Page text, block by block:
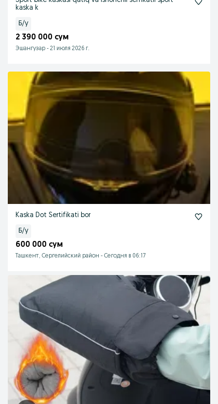
kaska k
Б/у
2 390 000 сум
Эшангузар - 21 июля 2026 г.
Kaska Dot Sertifikati bor
Б/у
600 000 сум
Ташкент, Сергелийский район - Сегодня в 06:17